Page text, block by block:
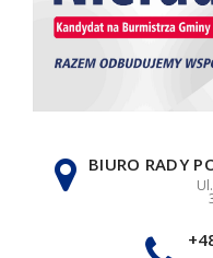
BIURO RADY